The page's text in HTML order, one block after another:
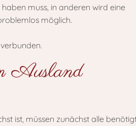
muss, in anderen wird eine
möglich.
Ausland
ist, müssen zunächst alle